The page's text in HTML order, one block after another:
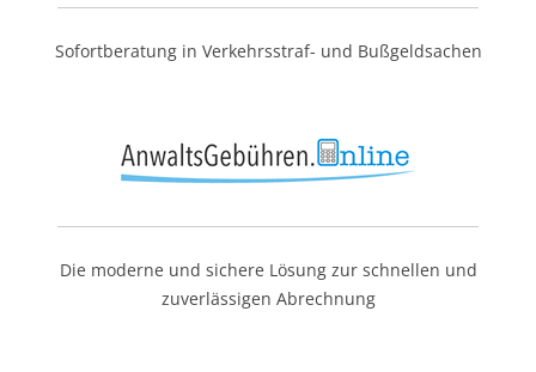
Sofortberatung in Verkehrsstraf- und Bußgeldsachen
Die moderne und sichere Lösung zur schnellen und
zuverlässigen Abrechnung